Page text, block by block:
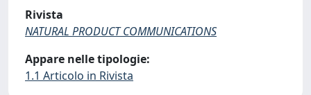
Rivista
NATURAL PRODUCT COMMUNICATIONS
Appare nelle tipologie:
1.1 Articolo in Rivista